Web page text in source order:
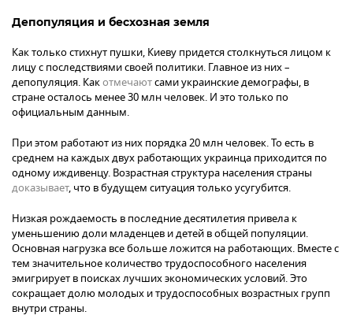
Депопуляция и бесхозная земля
Как только стихнут пушки, Киеву придется столкнуться лицом к
лицу с последствиями своей политики. Главное из них –
депопуляция. Какотмечаютсами украинские демографы, в
стране осталось менее 30 млн человек. И это только по
официальным данным.
При этом работают из них порядка 20 млн человек. То есть в
среднем на каждых двух работающих украинца приходится по
одному иждивенцу. Возрастная структура населения страны
доказывает, что в будущем ситуация только усугубится.
Низкая рождаемость в последние десятилетия привела к
уменьшению доли младенцев и детей в общей популяции.
Основная нагрузка все больше ложится на работающих. Вместе с
тем значительное количество трудоспособного населения
эмигрирует в поисках лучших экономических условий. Это
сокращает долю молодых и трудоспособных возрастных групп
внутри страны.